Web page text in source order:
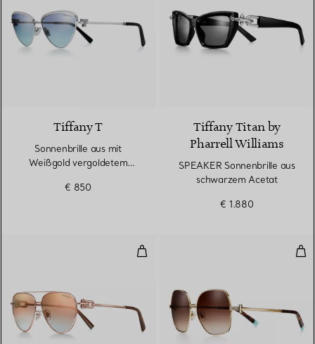
Tiffany T
Sonnenbrille aus mit
Weißgold vergoldetem
azurblauem Farbverlauf
€ 850
Tiffany Titan by
Pharrell Williams
SPEAKER Sonnenbrille aus
schwarzem Acetat
€ 1.880
Sonnenbrille aus